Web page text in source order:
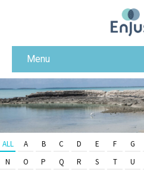
Menu
ALL A B C D E F G
N
O P Q R S T U